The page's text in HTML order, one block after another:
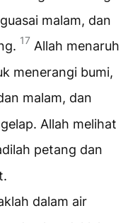
malam, dan
17 Allah menaruh
menerangi bumi,
malam, dan
Allah melihat
petang dan
dalam air